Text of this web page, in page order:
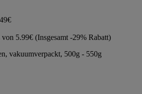
von 5.99€ (Insgesamt -29% Rabatt)
vakuumverpackt, 500g - 550g